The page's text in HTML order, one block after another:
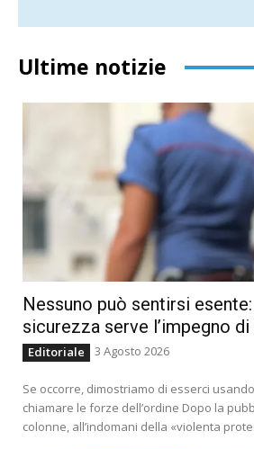
Ultime notizie
Nessuno può sentirsi
sicurezza serve l’impegno
Editoriale 3 Agosto 2026
Se occorre, dimostriamo di esserci
chiamare le forze dell’ordine Dopo la
colonne, all’indomani della «violenta